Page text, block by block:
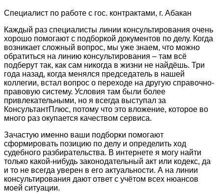
Специалист по работе с гос. контрактами, г. Абакан
Каждый раз специалисты линии консультирования очень
хорошо помогают с подборкой документов по делу. Когда
возникает сложный вопрос, мы уже знаем, что можно
обратиться на линию консультирования – там всё
подберут так, как сам никогда в жизни не найдёшь. Три
года назад, когда менялся председатель в нашей
коллегии, встал вопрос о переходе на другую справочно-
правовую систему. Условия там были более
привлекательными, но я всегда выступал за
КонсультантПлюс, потому что это вложение, которое во
много раз окупается качеством сервиса.
Зачастую именно ваши подборки помогают
сформировать позицию по делу и определить ход
судебного разбирательства. В интернете я могу найти
только какой-нибудь законодательный акт или кодекс, да
и то не всегда уверен в его актуальности. А на линии
консультирования дают ответ с учётом всех нюансов
моей ситуации.